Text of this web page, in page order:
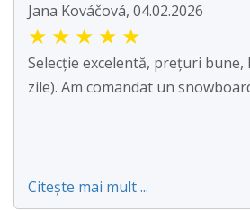
Jana Kováčová, 04.02.2026
★ ★ ★ ★ ★
Selecție excelentă, prețuri bune,
zile). Am comandat un
Citește mai mult ...